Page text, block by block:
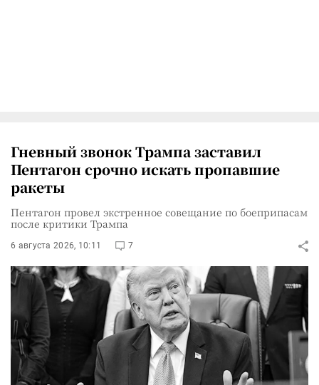
Гневный звонок Трампа заставил
Пентагон срочно искать пропавшие
ракеты
Пентагон провел экстренное совещание по боеприпасам
после критики Трампа
6 августа 2026, 10:11 7